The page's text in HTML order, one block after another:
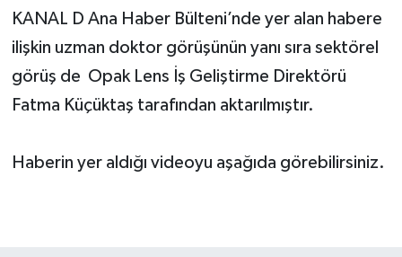
KANAL D Ana Haber Bülteni’nde yer alan habere
ilişkin uzman doktor görüşünün yanı sıra sektörel
görüş de Opak Lens İş Geliştirme Direktörü
Fatma Küçüktaş tarafından aktarılmıştır.
Haberin yer aldığı videoyu aşağıda görebilirsiniz.